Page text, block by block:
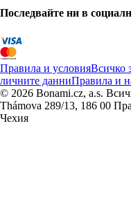
Последвайте ни в
Правила и условияВсичко
личните данниПравила и
© 2026 Bonami.cz, a.s.
Thámova 289/13, 186 00
Чехия